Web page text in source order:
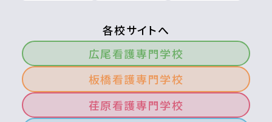
各校サイトへ
広尾看護専門学校
板橋看護専門学校
荏原看護専門学校